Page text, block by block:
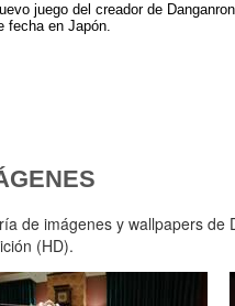
juego del creador de
fecha en Japón.
de imágenes y wallpapers de
(HD).